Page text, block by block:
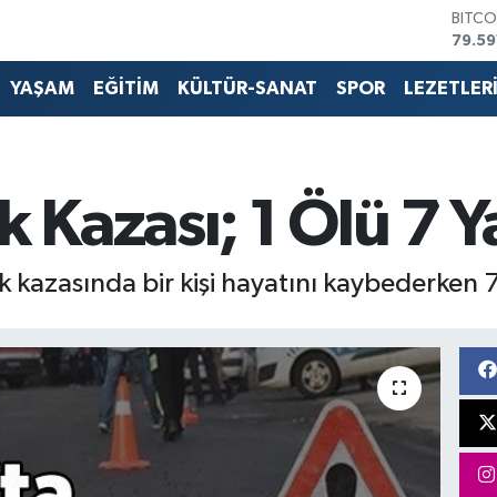
YAŞAM EĞİTİM KÜLTÜR-SANAT SPOR
1 Ölü 7
bir kişi hayatını kaybederken